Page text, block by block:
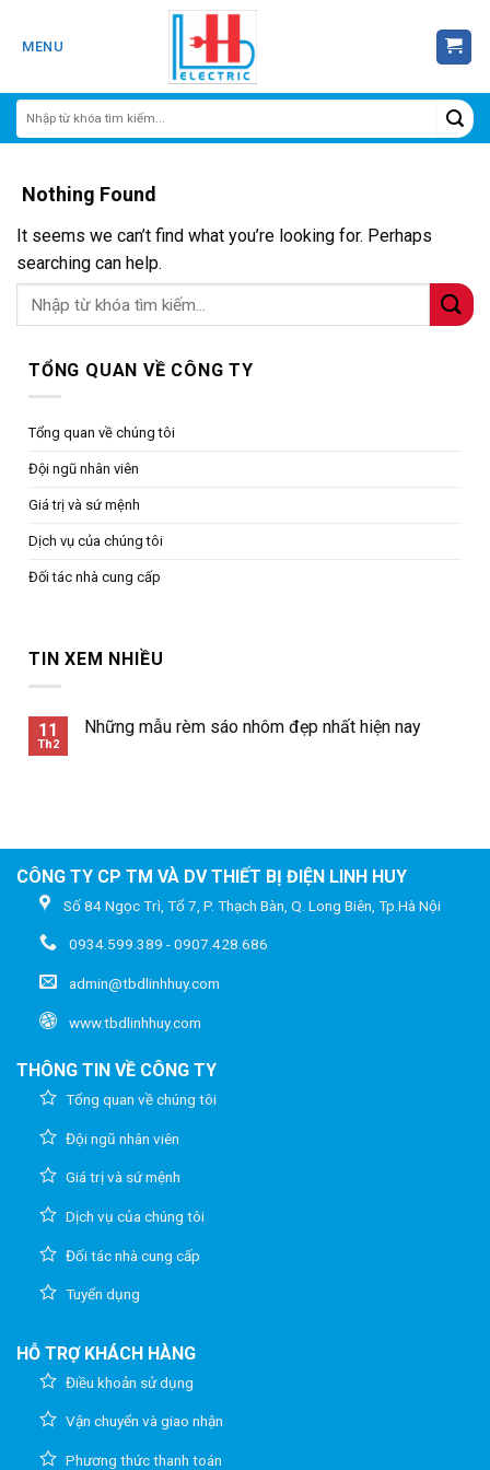
MENU
Nothing Found
It seems we can’t find what you’re looking for. Perhaps
searching can help.
TỔNG QUAN VỀ CÔNG TY
Tổng quan về chúng tôi
Đội ngũ nhân viên
Giá trị và sứ mệnh
Dịch vụ của chúng tôi
Đối tác nhà cung cấp
TIN XEM NHIỀU
11
Th2
Những mẫu rèm sáo nhôm đẹp nhất hiện nay
CÔNG TY CP TM VÀ DV THIẾT BỊ ĐIỆN LINH HUY
Số 84 Ngọc Trì, Tổ 7, P. Thạch Bàn, Q. Long Biên, Tp.Hà Nội
0934.599.389 - 0907.428.686
admin@tbdlinhhuy.com
www.tbdlinhhuy.com
THÔNG TIN VỀ CÔNG TY
Tổng quan về chúng tôi
Đội ngũ nhân viên
Giá trị và sứ mệnh
Dịch vụ của chúng tôi
Đối tác nhà cung cấp
Tuyển dụng
HỖ TRỢ KHÁCH HÀNG
Điều khoản sử dụng
Vận chuyển và giao nhận
Phương thức thanh toán